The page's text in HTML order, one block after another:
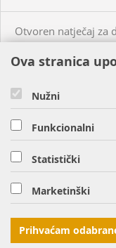
Otvoren natječaj za
HEP PLIN d.o.o. -
tel:
Ova stranica
Nužni
Funkcionalni
Statistički
Marketinški
Prihvaćam